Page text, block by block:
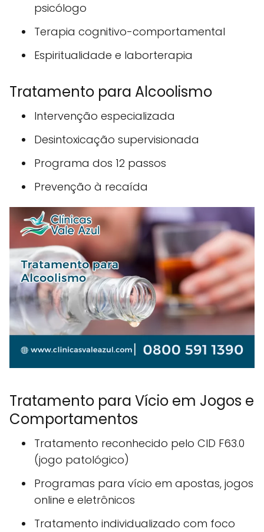
psicólogo
Terapia cognitivo-comportamental
Espiritualidade e laborterapia
Tratamento para Alcoolismo
Intervenção especializada
Desintoxicação supervisionada
Programa dos 12 passos
Prevenção à recaída
Tratamento para Vício em Jogos e
Comportamentos
Tratamento reconhecido pelo CID F63.0
(jogo patológico)
Programas para vício em apostas, jogos
online e eletrônicos
Tratamento individualizado com foco